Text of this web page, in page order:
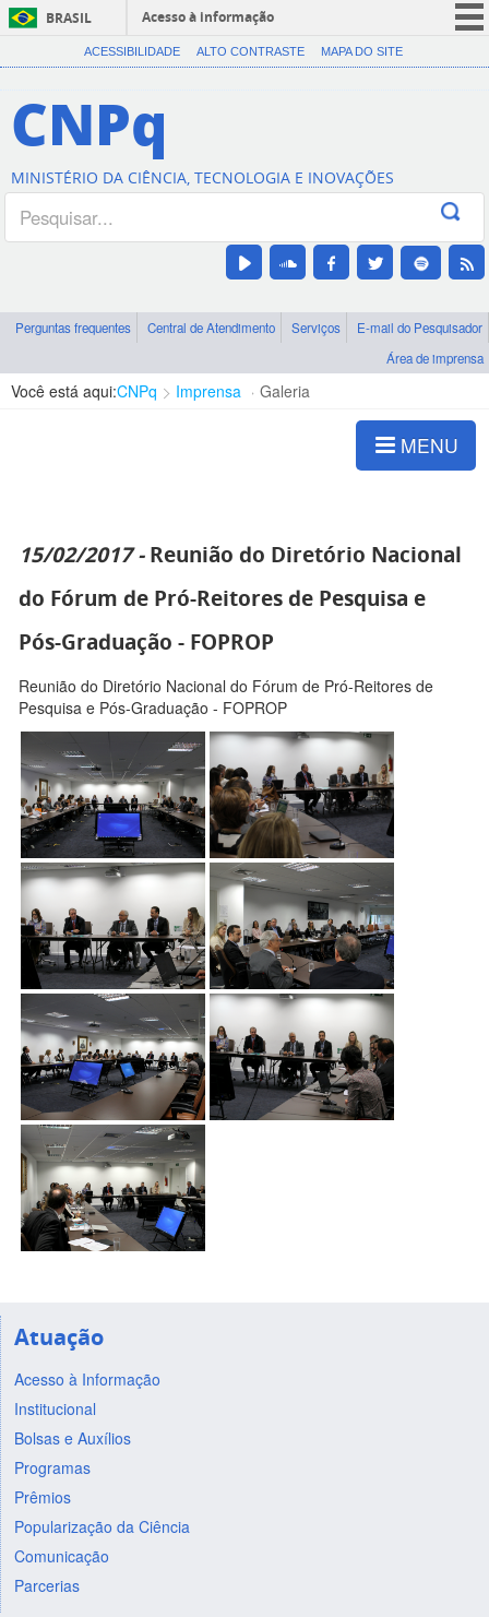
BRASIL
Acesso à informação
CORONAVÍRUS (COVID-19)
Canais
ACESSIBILIDADE ALTO CONTRASTE MAPA DO SITE
CNPq
MINISTÉRIO DA CIÊNCIA, TECNOLOGIA E INOVAÇÕES
Perguntas frequentes Central de Atendimento Serviços
E-mail do Pesquisador
Área de imprensa
Você está aqui:CNPq Imprensa Galeria
MENU
15/02/2017 -Reunião do Diretório Nacional
do Fórum de Pró-Reitores de Pesquisa e
Pós-Graduação - FOPROP
Reunião do Diretório Nacional do Fórum de Pró-Reitores de
Pesquisa e Pós-Graduação - FOPROP
Atuação
Acesso à Informação
Institucional
Bolsas e Auxílios
Programas
Prêmios
Popularização da Ciência
Comunicação
Parcerias